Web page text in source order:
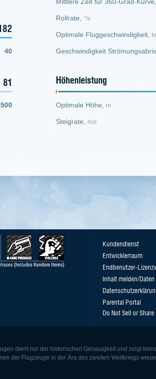
40
81
Rollrate, °/s
Optimale Fluggeschwindigkeit,
Geschwindigkeit
Höhenleistung
Optimale Höhe, m
Steigrate, m/s
Kundendienst
Entwicklerraum
Endbenutzer-
Inhalt melden/
Parental Portal
Do Not Sell or
dient nur der historischen Genauigkeit und zeigt
der Flugzeuge in der Ära des zweiten Weltkriegs